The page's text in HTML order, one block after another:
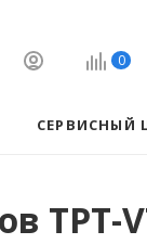
0
СЕРВИСНЫЙ
TPT-